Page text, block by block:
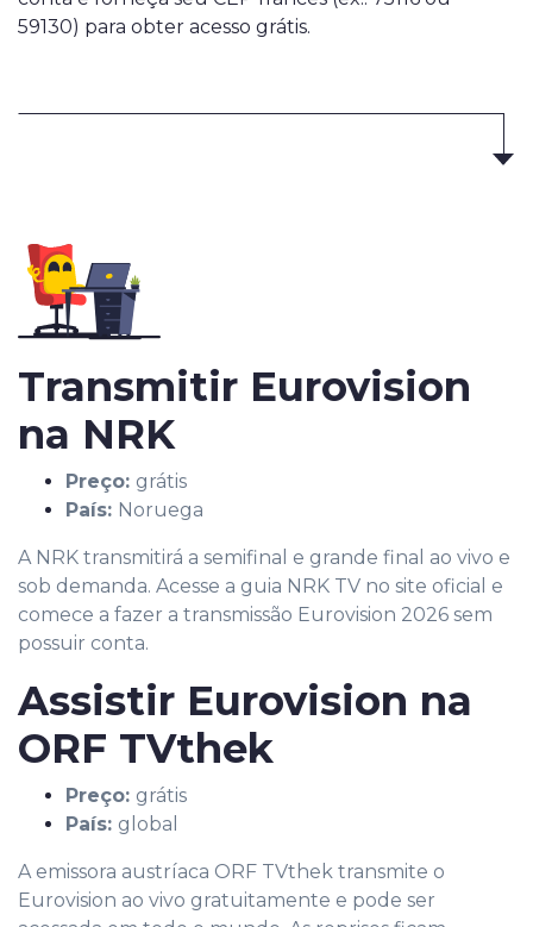
59130) para obter acesso grátis.
Transmitir Eurovision
na NRK
Preço: grátis
País: Noruega
A NRK transmitirá a semifinal e grande final ao vivo e
sob demanda. Acesse a guia NRK TV no site oficial e
comece a fazer a transmissão Eurovision 2026 sem
possuir conta.
Assistir Eurovision na
ORF TVthek
Preço: grátis
País: global
A emissora austríaca ORF TVthek transmite o
Eurovision ao vivo gratuitamente e pode ser